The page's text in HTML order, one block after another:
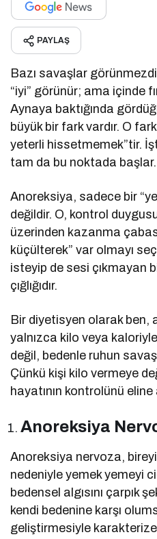
PAYLAŞ
Bazı savaşlar
“iyi” görünür; ama içinde
Aynaya baktığında
büyük bir fark vardır. O
yeterli hissetmemek”tir.
tam da bu noktada
Anoreksiya, sadece bir
değildir. O, kontrol
üzerinden kazanma
küçülterek” var olmayı
isteyip de sesi çıkmayan
çığlığıdır.
Bir diyetisyen olarak ben,
yalnızca kilo veya
değil, bedenle ruhun
Çünkü kişi kilo vermeye
hayatının kontrolünü eline
Anoreksiya
Anoreksiya nervoza,
nedeniyle yemek yemeyi
bedensel algısını çarpık
kendi bedenine karşı
geliştirmesiyle